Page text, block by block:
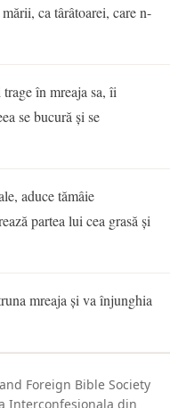
ca târâtoarei, care n-
în mreaja sa, îi
se bucură și se
aduce tămâie
partea lui cea grasă și
mreaja și va înjunghia
Foreign Bible Society
Interconfesionala din